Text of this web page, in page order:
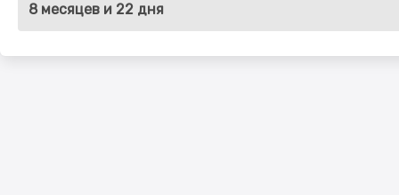
8 месяцев и 22 дня